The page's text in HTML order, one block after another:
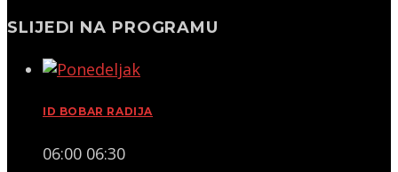
SLIJEDI NA PROGRAMU
ID BOBAR RADIJA
06:00 06:30